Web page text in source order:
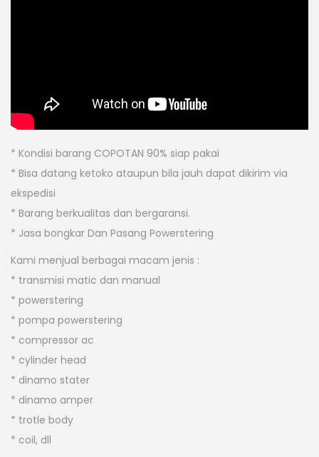
* Kondisi barang COPOTAN 90% siap pakai
* Bisa datang ketoko ataupun bila jauh dapat dikirim via
ekspedisi
* Barang berkualitas dan bergaransi.
* Jasa bongkar Dan Pasang Powerstering
Kami menjual berbagai macam jenis :
* transmisi matic dan manual
* powerstering
* pompa powerstering
* compressor ac
* cylinder head
* dinamo stater
* dinamo amper
* trotle body
* coil, dll